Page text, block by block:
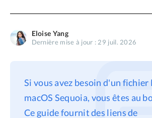
BuhoLaunchpad
Confidentialité
Conditions générales
Eloise Yang
Dernière mise à jour : 29 juil. 2026
Si vous avez besoin d'un fichier
macOS Sequoia, vous êtes au
Ce guide fournit des liens de